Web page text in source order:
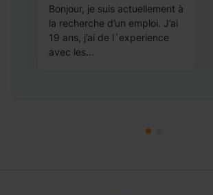
Bonjour, je suis actuellement à
la recherche d’un emploi. J’ai
19 ans, j’ai de l´experience
avec les...